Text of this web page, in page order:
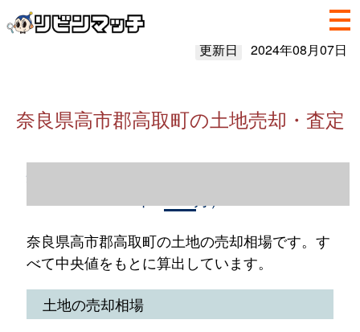
更新日 2024年08月07日
奈良県高市郡高取町の土地売却・査定
奈良県高市郡高取町の土地売却情報（2023
奈良県高市郡高取町の土地の売却相場です。す
べて中央値をもとに算出しています。
土地の売却相場